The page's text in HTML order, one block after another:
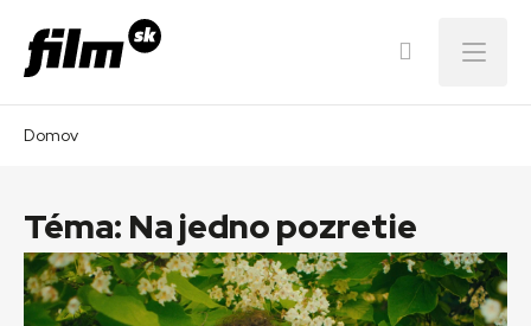
Menu
Domov
Téma: Na jedno pozretie